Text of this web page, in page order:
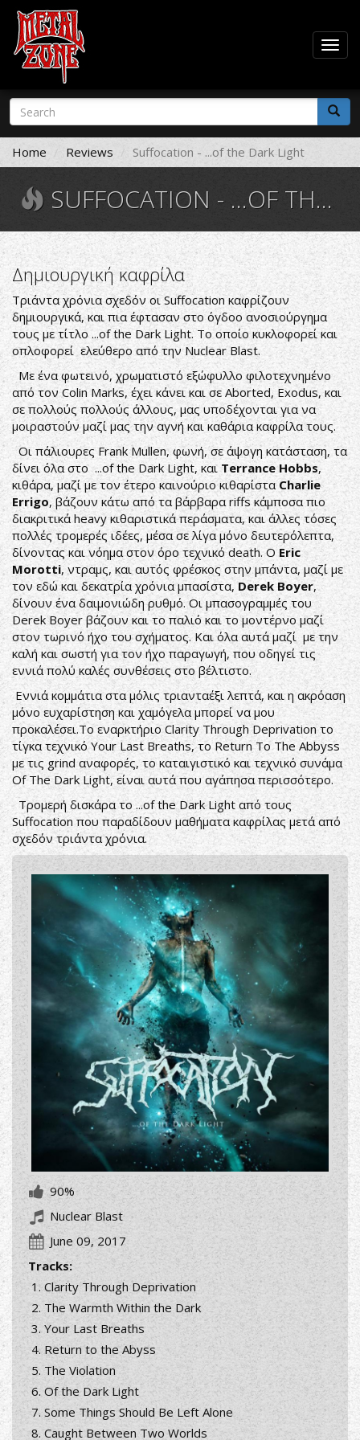
Skip
main
content
Search
form
Search
Home Reviews Suffocation - ...of the Dark Light
SUFFOCATION - ...OF THE DARK LIGHT
Δημιουργική καφρίλα
Τριάντα χρόνια σχεδόν οι Suffocation καφρίζουν
δημιουργικά, και πια έφτασαν στο όγδοο ανοσιούργημα
τους με τίτλο ...of the Dark Light. Το οποίο κυκλοφορεί και
οπλοφορεί ελεύθερο από την Nuclear Blast.
Με ένα φωτεινό, χρωματιστό εξώφυλλο φιλοτεχνημένο
από τον Colin Marks, έχει κάνει και σε Aborted, Exodus, και
σε πολλούς πολλούς άλλους, μας υποδέχονται για να
μοιραστούν μαζί μας την αγνή και καθάρια καφρίλα τους.
Οι πάλιουρες Frank Mullen, φωνή, σε άψογη κατάσταση, τα
δίνει όλα στο ...of the Dark Light, και Terrance Hobbs,
κιθάρα, μαζί με τον έτερο καινούριο κιθαρίσταCharlie
Errigo, βάζουν κάτω από τα βάρβαρα riffs κάμποσα πιο
διακριτικά heavy κιθαριστικά περάσματα, και άλλες τόσες
πολλές τρομερές ιδέες, μέσα σε λίγα μόνο δευτερόλεπτα,
δίνοντας και νόημα στον όρο τεχνικό death. ΟEric
Morotti, ντραμς, και αυτός φρέσκος στην μπάντα, μαζί με
τον εδώ και δεκατρία χρόνια μπασίστα,Derek Boyer,
δίνουν ένα δαιμονιώδη ρυθμό. Οι μπασογραμμές του
Derek Boyer βάζουν και το παλιό και το μοντέρνο μαζί
στον τωρινό ήχο του σχήματος. Και όλα αυτά μαζί με την
καλή και σωστή για τον ήχο παραγωγή, που οδηγεί τις
εννιά πολύ καλές συνθέσεις στο βέλτιστο.
Εννιά κομμάτια στα μόλις τριανταέξι λεπτά, και η ακρόαση
μόνο ευχαρίστηση και χαμόγελα μπορεί να μου
προκαλέσει.Το εναρκτήριο Clarity Through Deprivation το
τίγκα τεχνικό Your Last Breaths, το Return To The Abbyss
με τις grind αναφορές, το καταιγιστικό και τεχνικό συνάμα
Of The Dark Light, είναι αυτά που αγάπησα περισσότερο.
Τρομερή δισκάρα το ...of the Dark Light από τους
Suffocation που παραδίδουν μαθήματα καφρίλας μετά από
σχεδόν τριάντα χρόνια.
90%
Nuclear Blast
June 09, 2017
Tracks:
Clarity Through Deprivation
The Warmth Within the Dark
Your Last Breaths
Return to the Abyss
The Violation
Of the Dark Light
Some Things Should Be Left Alone
Caught Between Two Worlds